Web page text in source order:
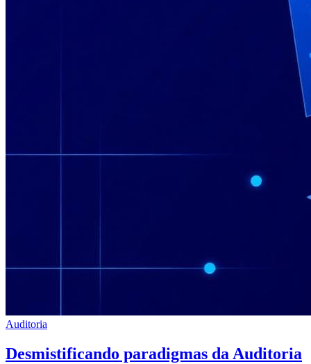
Auditoria
Desmistificando paradigmas da Auditoria